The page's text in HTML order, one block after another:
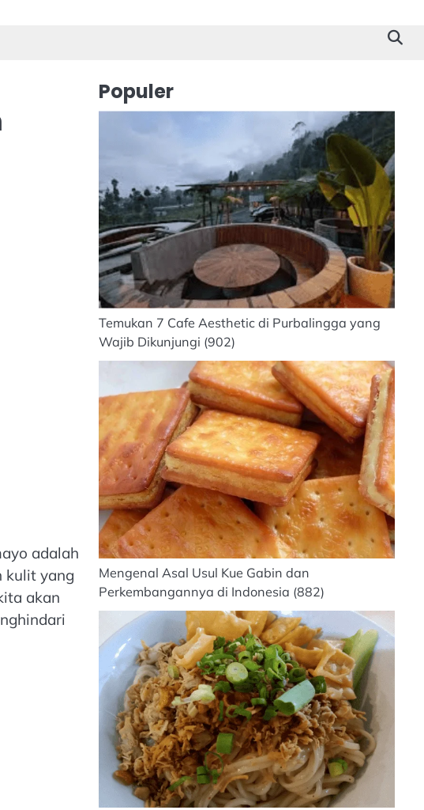
adalah
kulit yang
akan
Populer
Temukan 7 Cafe Aesthetic di Purbalingga yang
Wajib Dikunjungi (902)
Mengenal Asal Usul Kue Gabin dan
Perkembangannya di Indonesia (882)